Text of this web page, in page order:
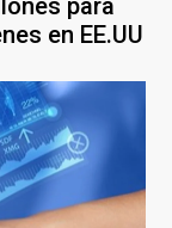
para
en EE.UU